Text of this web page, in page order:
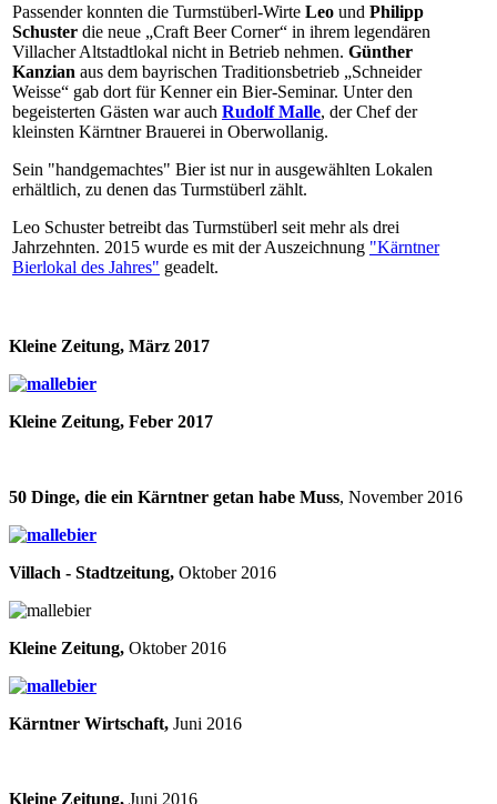
Passender konnten die Turmstüberl-Wirte Leo und Philipp
Schuster die neue „Craft Beer Corner“ in ihrem legendären
Villacher Altstadtlokal nicht in Betrieb nehmen. Günther
Kanzian aus dem bayrischen Traditionsbetrieb „Schneider
Weisse“ gab dort für Kenner ein Bier-Seminar. Unter den
begeisterten Gästen war auch Rudolf Malle, der Chef der
kleinsten Kärntner Brauerei in Oberwollanig.
Sein "handgemachtes" Bier ist nur in ausgewählten Lokalen
erhältlich, zu denen das Turmstüberl zählt.
Leo Schuster betreibt das Turmstüberl seit mehr als drei
Jahrzehnten. 2015 wurde es mit der Auszeichnung "Kärntner
Bierlokal des Jahres" geadelt.
Kleine Zeitung, März 2017
Kleine Zeitung, Feber 2017
50 Dinge, die ein Kärntner getan habe Muss, November 2016
Villach - Stadtzeitung, Oktober 2016
Kleine Zeitung, Oktober 2016
Kärntner Wirtschaft, Juni 2016
Kleine Zeitung, Juni 2016